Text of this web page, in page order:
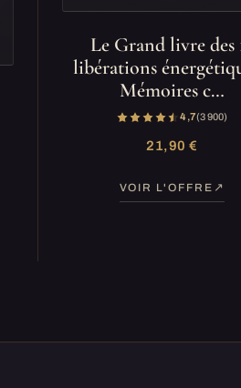
Le Grand livre des
libérations
Mémoires c…
4,7(3 900)
21,90 €
VOIR L'OFFRE